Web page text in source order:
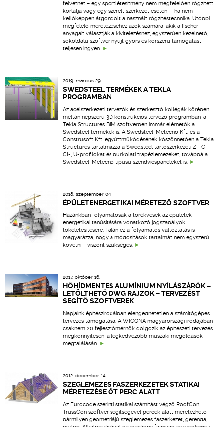
felvethet – egy sportlétesítmény nem megfelelően rögzített
korlátja vagy egy szerelt szerkezet esetén –, ha nem
kellőképpen átgondolt a használt rögzítéstechnika. Utóbbi
megfelelő méretezéséhez azok számára, akik a fischer
anyagait választják a kivitelezéshez, egyszerűen kezelhető,
sokoldalú szoftver nyújt gyors és korszerű támogatást,
teljesen ingyen.
2019. március 29.
SWEDSTEEL TERMÉKEK A TEKLA
PROGRAMBAN
Az acélszerkezeti tervezők és szerkesztő kollégák körében
méltán népszerű 3D konstrukciós tervező programban, a
Tekla Structures BIM szoftverben immár elérhetők a
Swedsteel termékek is. A Swedsteel-Metecno Kft. és a
Construsoft Kft. együttműködésének köszönhetően a Tekla
Structures tartalmazza a Swedsteel tartószerkezeti Z-, C-,
CI-, U-profilokat és burkolati trapézlemezeket, továbbá a
Swedsteel-Metecno típusú szendvicspaneleket is.
2018. szeptember 04.
ÉPÜLETENERGETIKAI MÉRETEZŐ SZOFTVER
Hazánkban folyamatosak a törekvések az épületek
energetikai tanúsítására vonatkozó jogszabályok
tökéletesítésére. Talán ez a folyamatos változtatás is
magyarázza, hogy a módosítások tartalmát nem egyszerű
követni – viszont szükséges.
2017. október 16.
HŐHÍDMENTES ALUMÍNIUM NYÍLÁSZÁRÓK –
LETÖLTHETŐ DWG RAJZOK – TERVEZÉST
SEGÍTŐ SZOFTVEREK
Napjaink építészirodáiban elengedhetetlen a számítógépes
tervezés támogatása. A WICONA magyarországi irodájában
csaknem 20 fejlesztőmérnök dolgozik az építészeti tervezés
megkönnyítésén, a legkedvezőbb műszaki megoldások
megtalálásán.
2012. december 14.
SZEGLEMEZES FASZERKEZETEK STATIKAI
MÉRETEZÉSE ÖT PERC ALATT
Az Eurocode szerinti statikai számítást végző RoofCon
TrussCon szoftver segítségével percek alatt méretezhető
bármilyen geometriájú szeglemezes faszerkezet, gerenda,